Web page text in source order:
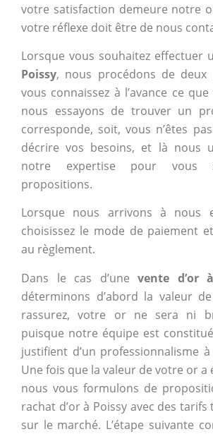
votre satisfaction demeure notre
votre réflexe doit être de nous
Lorsque vous souhaitez effectuer
Poissy, nous procédons de deux
vous connaissez à l’avance ce
nous essayons de trouver un
corresponde, soit, vous n’êtes
décrire vos besoins, et là nous
notre expertise pour vous
propositions.
Lorsque nous arrivons à nous
choisissez le mode de paiement
au règlement.
Dans le cas d’une vente d’or
déterminons d’abord la valeur
rassurez, votre or ne sera ni
puisque notre équipe est
justifient d’un professionnalisme
Une fois que la valeur de votre or a
nous vous formulons de
rachat d’or à Poissy avec des
sur le marché. L’étape suivante